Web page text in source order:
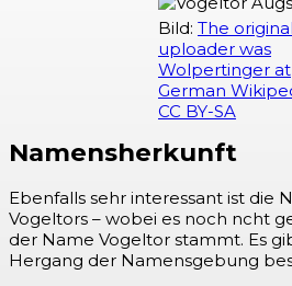
Bild: The original
uploader was
Wolpertinger at
German
CC BY-SA
Namensherkunft
Ebenfalls sehr interessant ist die
Vogeltors – wobei es noch ncht
der Name Vogeltor stammt. Es
Hergang der Namensgebung